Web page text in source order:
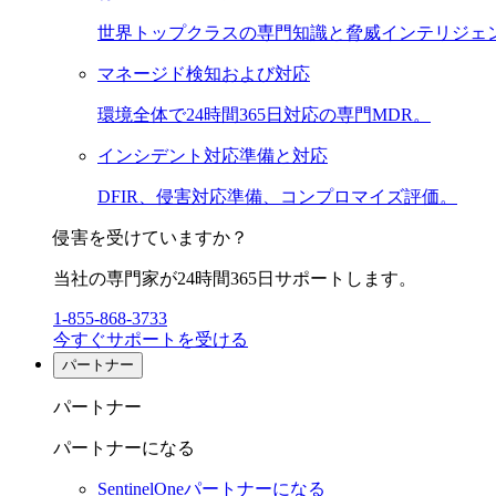
世界トップクラスの専門知識と脅威インテリジェ
マネージド検知および対応
環境全体で24時間365日対応の専門MDR。
インシデント対応準備と対応
DFIR、侵害対応準備、コンプロマイズ評価。
侵害を受けていますか？
当社の専門家が24時間365日サポートします。
1-855-868-3733
今すぐサポートを受ける
パートナー
パートナー
パートナーになる
SentinelOneパートナーになる